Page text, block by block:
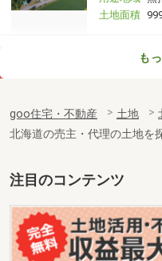
土地面積
北海道札幌市清田区平岡
用途地域
１
土地面積
北海道千歳市青葉５丁目
価 格
住 所
北
用途地域 準
土地面積
も
goo住宅・不動産 土地
北海道の売主・代理の土地を
注目のコンテンツ